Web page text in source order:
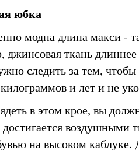
юбка
модна длина макси -
ткань
следить за тем,
и лет и не
в этом крое, вы
достигается
на высоком каблуке.